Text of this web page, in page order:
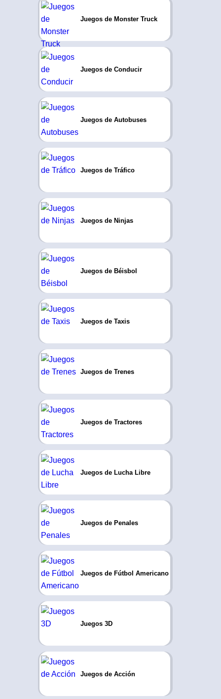
Juegos de Monster Truck
Juegos de Conducir
Juegos de Autobuses
Juegos de Tráfico
Juegos de Ninjas
Juegos de Béisbol
Juegos de Taxis
Juegos de Trenes
Juegos de Tractores
Juegos de Lucha Libre
Juegos de Penales
Juegos de Fútbol Americano
Juegos 3D
Juegos de Acción